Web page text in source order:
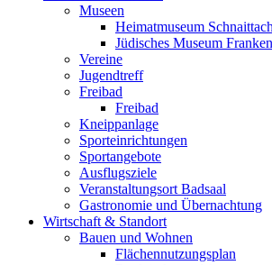
Museen
Heimatmuseum Schnaittach
Jüdisches Museum Franken
Vereine
Jugendtreff
Freibad
Freibad
Kneippanlage
Sporteinrichtungen
Sportangebote
Ausflugsziele
Veranstaltungsort Badsaal
Gastronomie und Übernachtung
Wirtschaft & Standort
Bauen und Wohnen
Flächennutzungsplan